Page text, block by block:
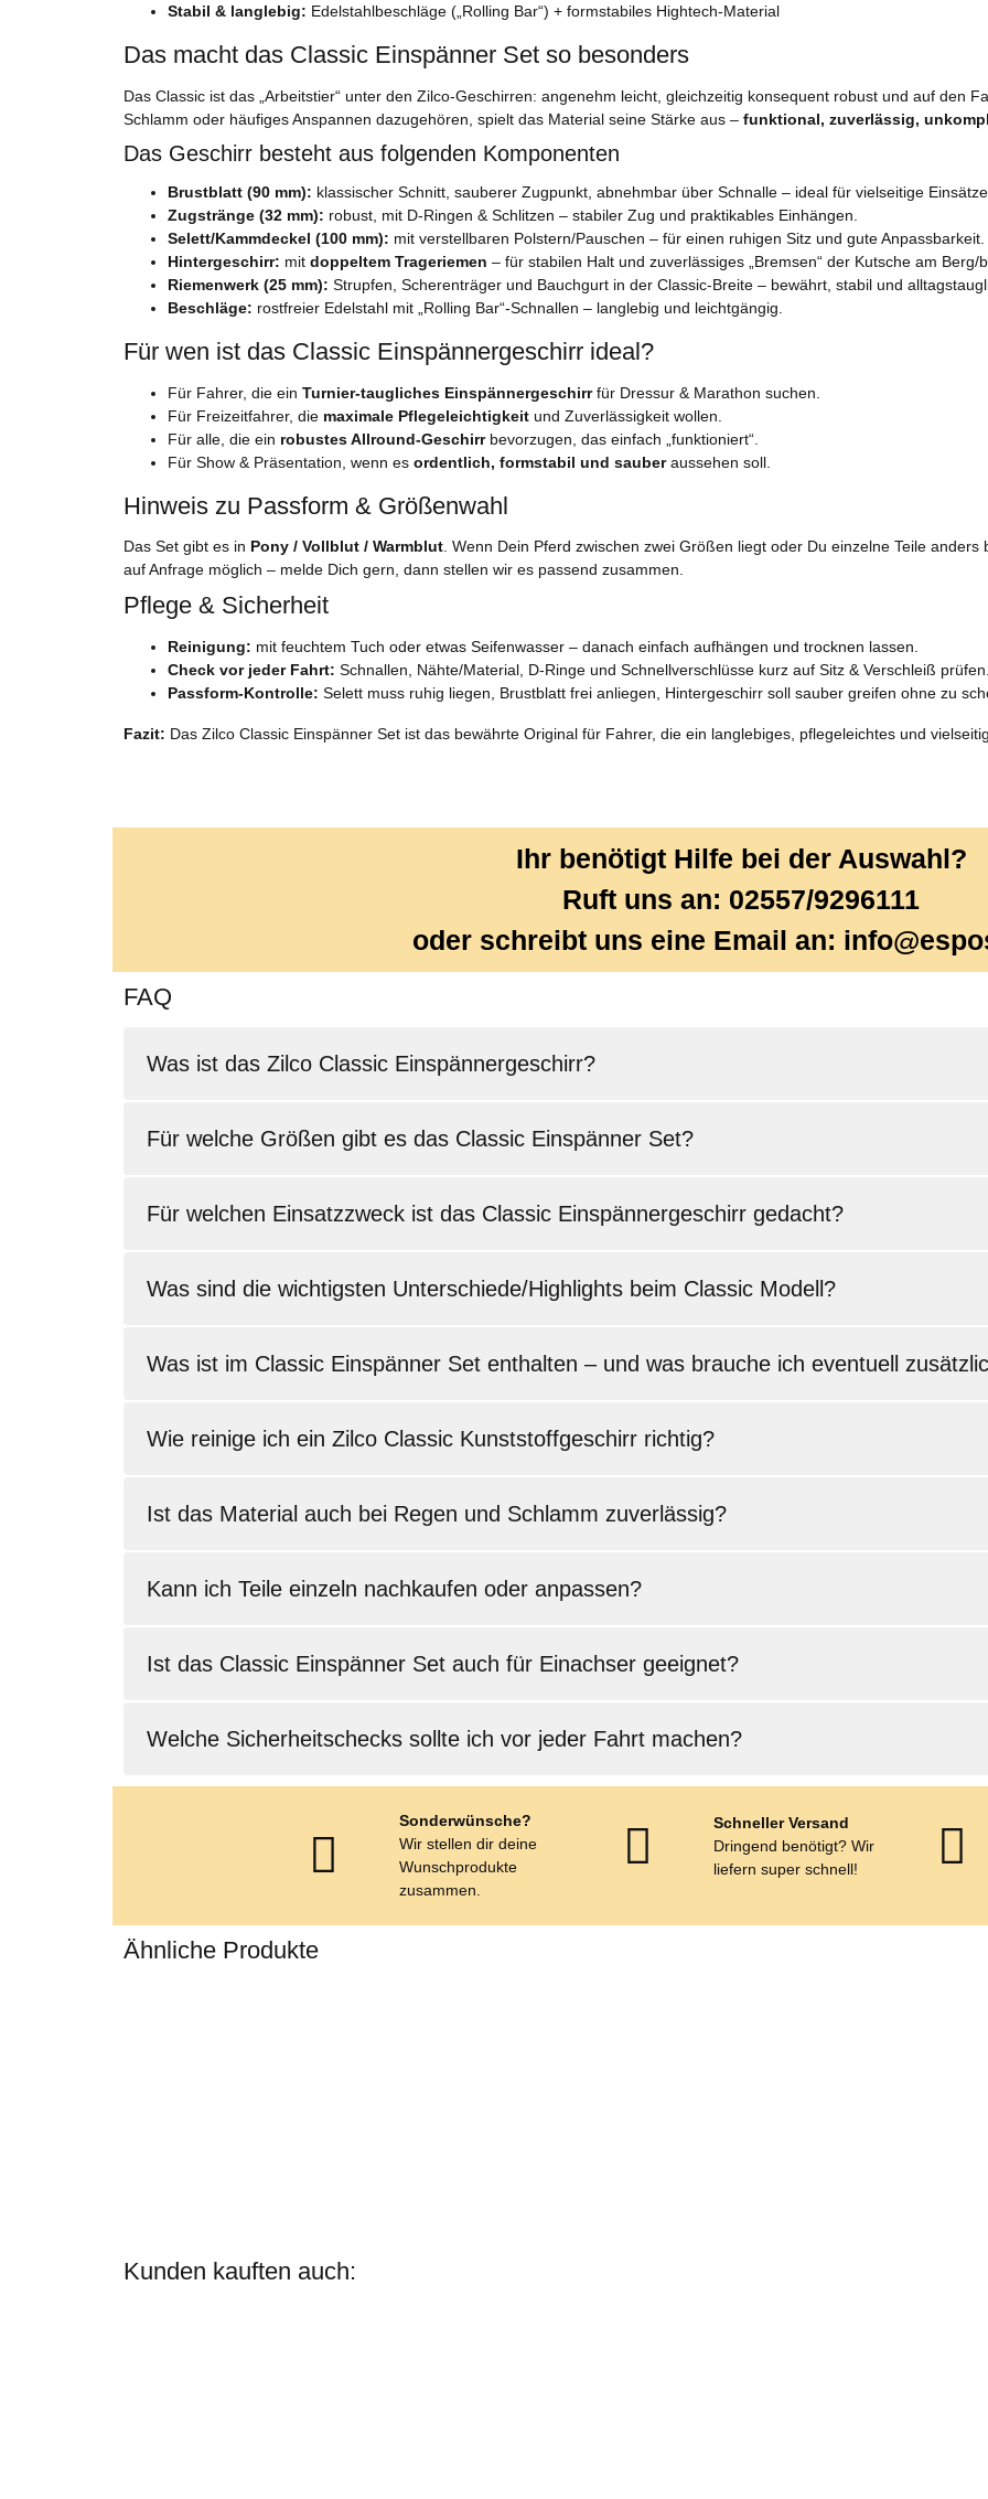
Stabil & langlebig: Edelstahlbeschläge („Rolling Bar“) + formstabiles Hightech-Material
Das macht das Classic Einspänner Set so besonders
Das Classic ist das „Arbeitstier“ unter den Zilco-Geschirren: angenehm leicht, gleichzeitig konsequent robust und auf den
Schlamm oder häufiges Anspannen dazugehören, spielt das Material seine Stärke aus – funktional, zuverlässig,
Das Geschirr besteht aus folgenden Komponenten
Brustblatt (90 mm): klassischer Schnitt, sauberer Zugpunkt, abnehmbar über Schnalle – ideal für vielseitige
Zugstränge (32 mm): robust, mit D-Ringen & Schlitzen – stabiler Zug und praktikables Einhängen.
Selett/Kammdeckel (100 mm): mit verstellbaren Polstern/Pauschen – für einen ruhigen Sitz und gute Anpassbarkeit.
Hintergeschirr: mit doppeltem Trageriemen – für stabilen Halt und zuverlässiges „Bremsen“ der Kutsche am Berg/
Riemenwerk (25 mm): Strupfen, Scherenträger und Bauchgurt in der Classic-Breite – bewährt, stabil und
Beschläge: rostfreier Edelstahl mit „Rolling Bar“-Schnallen – langlebig und leichtgängig.
Für wen ist das Classic Einspännergeschirr ideal?
Für Fahrer, die ein Turnier-taugliches Einspännergeschirrfür Dressur & Marathon suchen.
Für Freizeitfahrer, die maximale Pflegeleichtigkeit und Zuverlässigkeit wollen.
Für alle, die ein robustes Allround-Geschirrbevorzugen, das einfach „funktioniert“.
Für Show & Präsentation, wenn es ordentlich, formstabil und sauberaussehen soll.
Hinweis zu Passform & Größenwahl
Das Set gibt es in Pony / Vollblut / Warmblut. Wenn Dein Pferd zwischen zwei Größen liegt oder Du einzelne Teile
auf Anfrage möglich – melde Dich gern, dann stellen wir es passend zusammen.
Pflege & Sicherheit
Reinigung: mit feuchtem Tuch oder etwas Seifenwasser – danach einfach aufhängen und trocknen lassen.
Check vor jeder Fahrt: Schnallen, Nähte/Material, D-Ringe und Schnellverschlüsse kurz auf Sitz & Verschleiß
Passform-Kontrolle: Selett muss ruhig liegen, Brustblatt frei anliegen, Hintergeschirr soll sauber greifen ohne zu
Fazit: Das Zilco Classic Einspänner Set ist das bewährte Original für Fahrer, die ein langlebiges, pflegeleichtes und
Ihr benötigt Hilfe bei der Auswahl?
Ruft uns an: 02557/9296111
oder schreibt uns eine Email an:
FAQ
Was ist das Zilco Classic Einspännergeschirr?
Für welche Größen gibt es das Classic Einspänner Set?
Für welchen Einsatzzweck ist das Classic Einspännergeschirr gedacht?
Was sind die wichtigsten Unterschiede/Highlights beim Classic Modell?
Was ist im Classic Einspänner Set enthalten – und was brauche ich eventuell
Wie reinige ich ein Zilco Classic Kunststoffgeschirr richtig?
Ist das Material auch bei Regen und Schlamm zuverlässig?
Kann ich Teile einzeln nachkaufen oder anpassen?
Ist das Classic Einspänner Set auch für Einachser geeignet?
Welche Sicherheitschecks sollte ich vor jeder Fahrt machen?
Sonderwünsche?
Wir stellen dir deine
Wunschprodukte
zusammen.
Schneller Versand
Dringend benötigt? Wir
liefern super schnell!
Ähnliche Produkte
Kunden kauften auch: